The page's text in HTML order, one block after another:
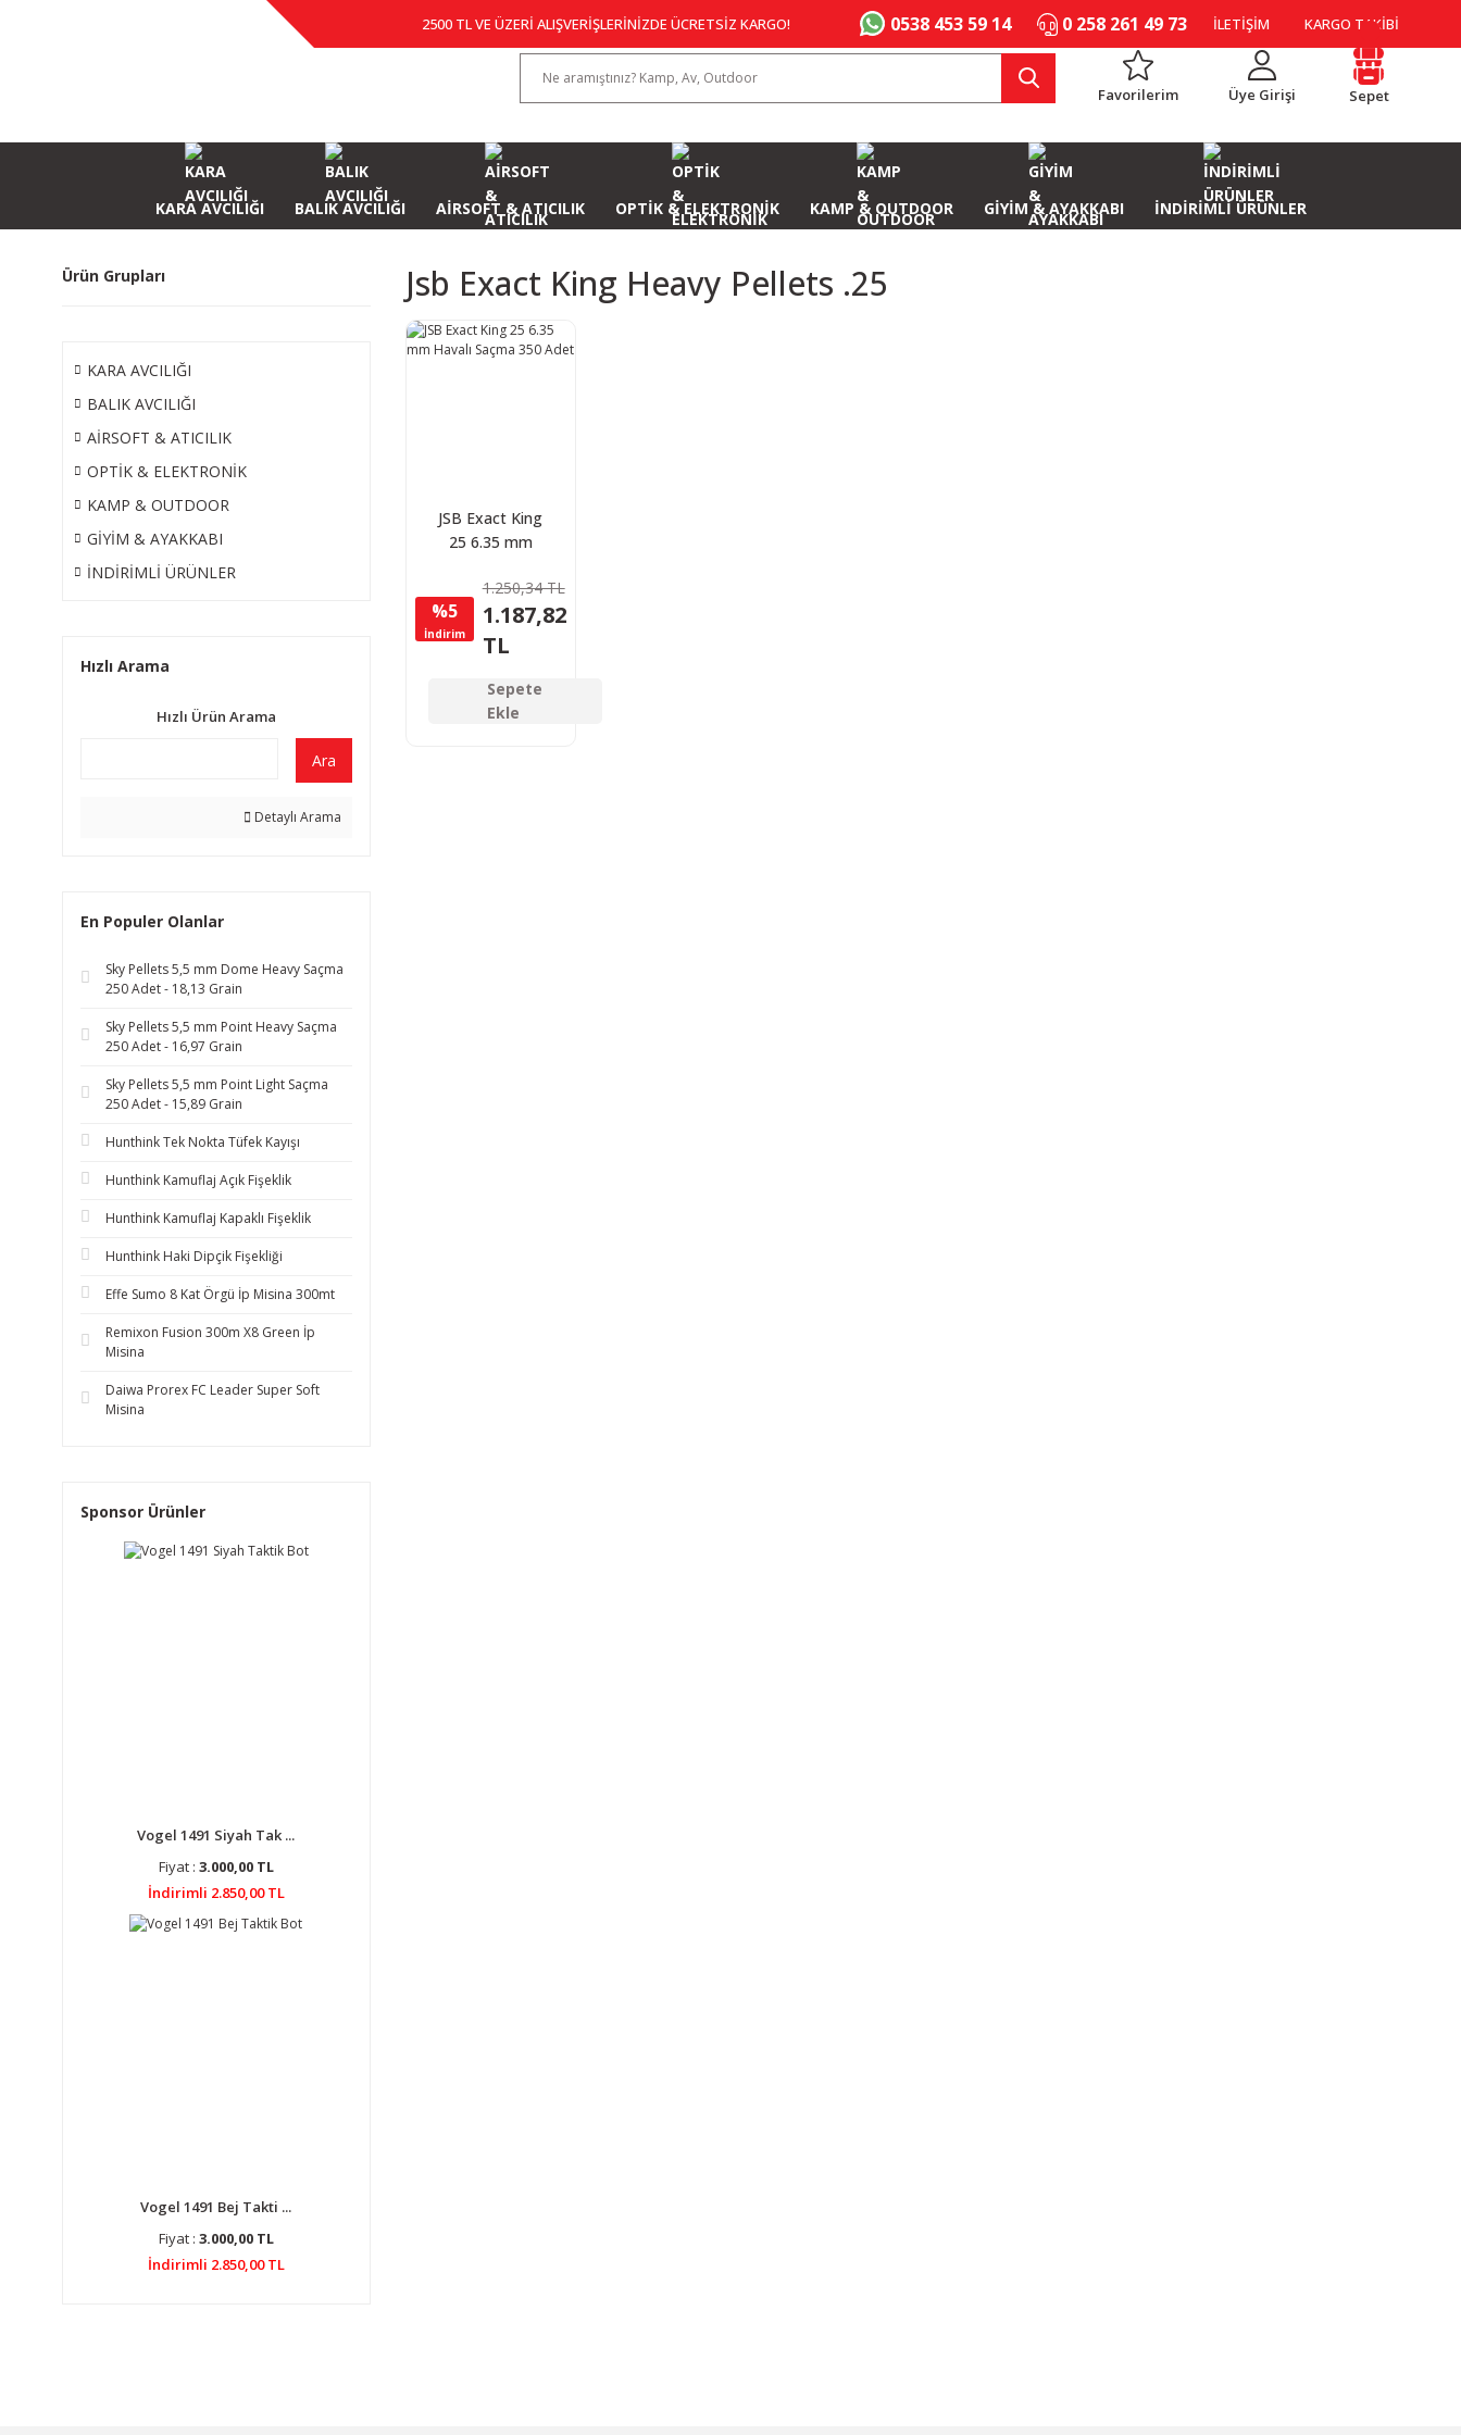
2500 TL VE ÜZERİ ALIŞVERİŞLERİNİZDE ÜCRETSİZ KARGO! 0538 453 59 14 0 258 261 49 73 İLETİŞİM KARGO TAKİBİ
Favorilerim Üye Girişi Sepet
KARA AVCILIĞI BALIK AVCILIĞI AİRSOFT & ATICILIK OPTİK & ELEKTRONİK KAMP & OUTDOOR GİYİM & AYAKKABI İNDİRİMLİ ÜRÜNLER
Ürün Grupları
KARA AVCILIĞI
BALIK AVCILIĞI
AİRSOFT & ATICILIK
OPTİK & ELEKTRONİK
KAMP & OUTDOOR
GİYİM & AYAKKABI
İNDİRİMLİ ÜRÜNLER
Hızlı Arama
Hızlı Ürün Arama
Ara
Detaylı Arama
En Populer Olanlar
Sky Pellets 5,5 mm Dome Heavy Saçma
250 Adet - 18,13 Grain
Sky Pellets 5,5 mm Point Heavy Saçma
250 Adet - 16,97 Grain
Sky Pellets 5,5 mm Point Light Saçma
250 Adet - 15,89 Grain
Hunthink Tek Nokta Tüfek Kayışı
Hunthink Kamuflaj Açık Fişeklik
Hunthink Kamuflaj Kapaklı Fişeklik
Hunthink Haki Dipçik Fişekliği
Effe Sumo 8 Kat Örgü İp Misina 300mt
Remixon Fusion 300m X8 Green İp
Misina
Daiwa Prorex FC Leader Super Soft
Misina
Sponsor Ürünler
Vogel 1491 Siyah Tak ...
Fiyat : 3.000,00 TL
İndirimli 2.850,00 TL
Vogel 1491 Bej Takti ...
Fiyat : 3.000,00 TL
İndirimli 2.850,00 TL
Jsb Exact King Heavy Pellets .25
JSB Exact King
25 6.35 mm
Adet
%5
İndirim
1.250,34 TL
1.187,82
TL
Sepete
Ekle